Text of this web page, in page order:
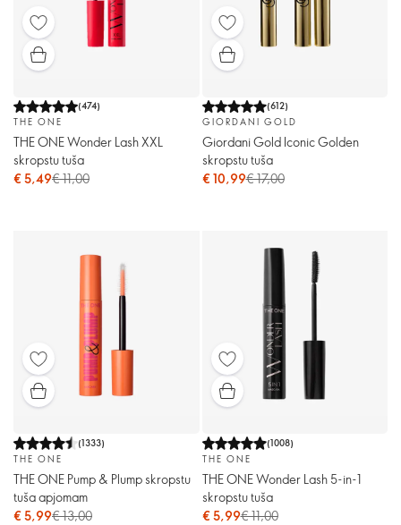
(474)
THE ONE
THE ONE Wonder Lash XXL
skropstu tuša
€ 5,49€ 11,00
(612)
GIORDANI GOLD
Giordani Gold Iconic Golden
skropstu tuša
€ 10,99€ 17,00
(1333)
THE ONE
THE ONE Pump & Plump skropstu
tuša apjomam
€ 5,99€ 13,00
(1008)
THE ONE
THE ONE Wonder Lash 5-in-1
skropstu tuša
€ 5,99€ 11,00